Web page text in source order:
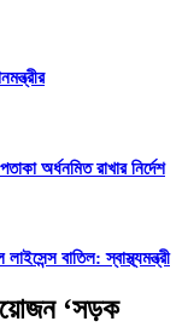
অর্ধনমিত রাখার নির্দেশ
বাতিল: স্বাস্থ্যমন্ত্রী
‘সড়ক